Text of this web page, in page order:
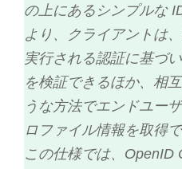
の上にあるシンプルな
より、クライアントは
実行される認証に基づ
を検証できるほか、相
うな方法でエンドユー
ロファイル情報を取得で
この仕様では、OpenID